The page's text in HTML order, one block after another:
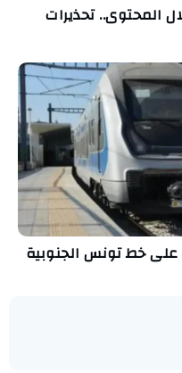
المحتوى.. تحذيرات
خط تونس الجنوبية